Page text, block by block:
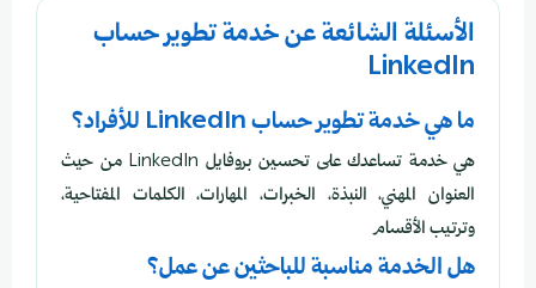
الأسئلة الشائعة عن خدمة تطوير حساب
LinkedIn
ما هي خدمة تطوير حساب LinkedIn للأفراد؟
هي خدمة تساعدك على تحسين بروفايل LinkedIn من حيث
العنوان المهني، النبذة، الخبرات، المهارات، الكلمات المفتاحية،
وترتيب الأقسام
هل الخدمة مناسبة للباحثين عن عمل؟